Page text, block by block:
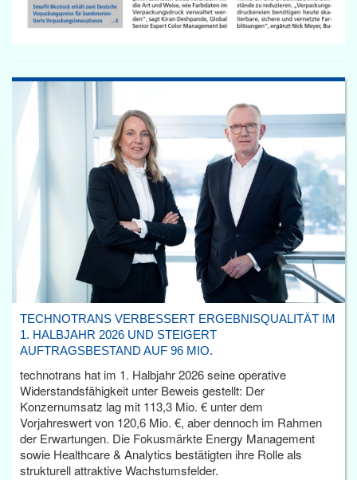
TECHNOTRANS VERBESSERT ERGEBNISQUALITÄT IM
1. HALBJAHR 2026 UND STEIGERT
AUFTRAGSBESTAND AUF 96 MIO.
technotrans hat im 1. Halbjahr 2026 seine operative
Widerstandsfähigkeit unter Beweis gestellt: Der
Konzernumsatz lag mit 113,3 Mio. € unter dem
Vorjahreswert von 120,6 Mio. €, aber dennoch im Rahmen
der Erwartungen. Die Fokusmärkte Energy Management
sowie Healthcare & Analytics bestätigten ihre Rolle als
strukturell attraktive Wachstumsfelder.